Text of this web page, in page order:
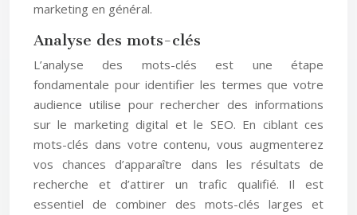
marketing en général.
Analyse des mots-clés
L’analyse des mots-clés est une étape
fondamentale pour identifier les termes que votre
audience utilise pour rechercher des informations
sur le marketing digital et le SEO. En ciblant ces
mots-clés dans votre contenu, vous augmenterez
vos chances d’apparaître dans les résultats de
recherche et d’attirer un trafic qualifié. Il est
essentiel de combiner des mots-clés larges et